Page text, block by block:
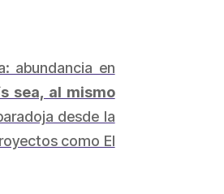
abundancia en
sea, al mismo
desde la
como El